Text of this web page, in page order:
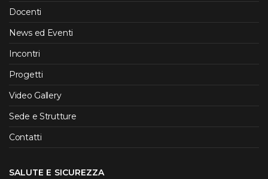
Docenti
News ed Eventi
Incontri
Progetti
Video Gallery
Sede e Strutture
Contatti
SALUTE E SICUREZZA